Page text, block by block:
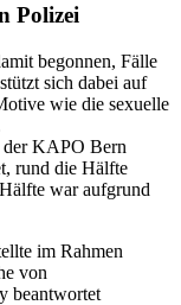
Polizei
begonnen, Fälle
sich dabei auf
wie die sexuelle
der KAPO Bern
rund die Hälfte
war aufgrund
im Rahmen
von
beantwortet